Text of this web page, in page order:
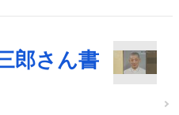
郎さん書